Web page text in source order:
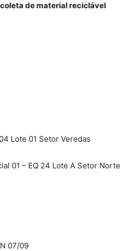
de material reciclável
Lote 01 Setor Veredas
01 – EQ 24 Lote A Setor Norte
07/09